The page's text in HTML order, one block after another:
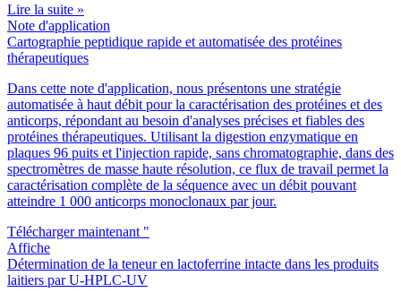
Lire la suite »
Note d'application
Cartographie peptidique rapide et automatisée des protéines
thérapeutiques
Dans cette note d'application, nous présentons une stratégie
automatisée à haut débit pour la caractérisation des protéines et des
anticorps, répondant au besoin d'analyses précises et fiables des
protéines thérapeutiques. Utilisant la digestion enzymatique en
plaques 96 puits et l'injection rapide, sans chromatographie, dans des
spectromètres de masse haute résolution, ce flux de travail permet la
caractérisation complète de la séquence avec un débit pouvant
atteindre 1 000 anticorps monoclonaux par jour.
Télécharger maintenant "
Affiche
Détermination de la teneur en lactoferrine intacte dans les produits
laitiers par U-HPLC-UV